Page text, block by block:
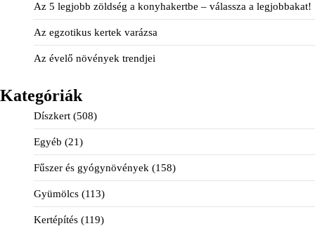
Az 5 legjobb zöldség a konyhakertbe – válassza a legjobbakat!
Az egzotikus kertek varázsa
Az évelő növények trendjei
Kategóriák
Díszkert (508)
Egyéb (21)
Fűszer és gyógynövények (158)
Gyümölcs (113)
Kertépítés (119)